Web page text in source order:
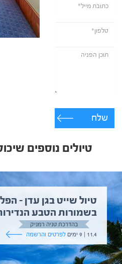
שלח
טיולים נוספים
טיול שייט בגן עדן –
בשמורות הטבע
בהדרכת טניה רמניק
11.4 | 9 ימים
לפרטים והרשמה